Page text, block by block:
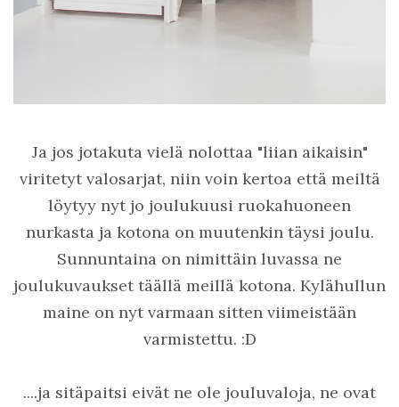
Ja jos jotakuta vielä nolottaa "liian aikaisin"
viritetyt valosarjat, niin voin kertoa että meiltä
löytyy nyt jo joulukuusi ruokahuoneen
nurkasta ja kotona on muutenkin täysi joulu.
Sunnuntaina on nimittäin luvassa ne
joulukuvaukset täällä meillä kotona. Kylähullun
maine on nyt varmaan sitten viimeistään
varmistettu. :D
....ja sitäpaitsi eivät ne ole jouluvaloja, ne ovat